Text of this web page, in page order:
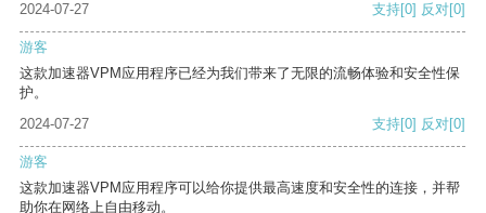
2024-07-27
支持[0] 反对[0]
游客
这款加速器VPM应用程序已经为我们带来了无限的流畅体验和安全性保
护。
2024-07-27
支持[0] 反对[0]
游客
这款加速器VPM应用程序可以给你提供最高速度和安全性的连接，并帮
助你在网络上自由移动。